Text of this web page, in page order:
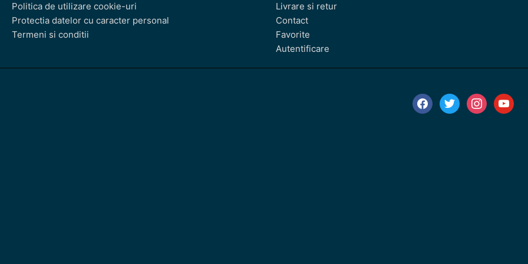
Politica de utilizare cookie-uri
Protectia datelor cu caracter personal
Termeni si conditii
Livrare si retur
Contact
Favorite
Autentificare
facebooktwitter instagramyoutube